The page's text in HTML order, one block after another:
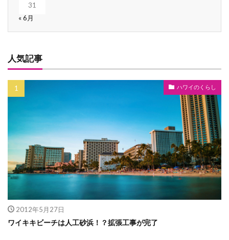
31
« 6月
人気記事
ハワイのくらし
2012年5月27日
ワイキキビーチは人工砂浜！？拡張工事が完了